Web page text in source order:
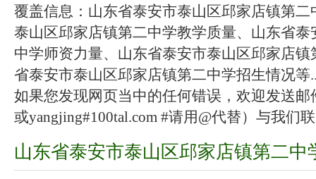
覆盖信息：山东省泰安市泰山区邱家店镇第
泰山区邱家店镇第二中学教学质量、山东省
中学师资力量、山东省泰安市泰山区邱家店
省泰安市泰山区邱家店镇第二中学招生情况等
如果您发现网页当中的任何错误，欢迎发送邮
或yangjing#100tal.com #请用@代替）与我们
山东省泰安市泰山区邱家店镇第二中